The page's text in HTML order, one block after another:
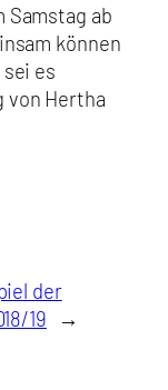
Samstag ab
können
es
von Hertha
der
19
→